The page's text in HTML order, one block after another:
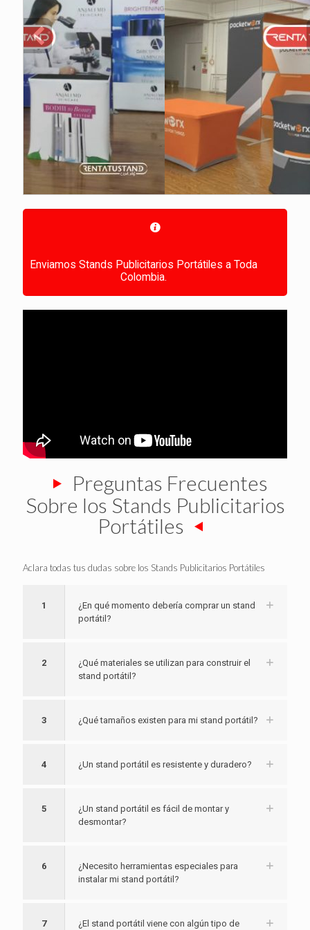
Enviamos Stands Publicitarios Portátiles a Toda
Colombia.
Preguntas Frecuentes
Sobre los Stands Publicitarios
Portátiles
Aclara todas tus dudas sobre los Stands Publicitarios Portátiles
1
¿En qué momento debería comprar un stand
portátil?
2
¿Qué materiales se utilizan para construir el
stand portátil?
3 ¿Qué tamaños existen para mi stand portátil?
4 ¿Un stand portátil es resistente y duradero?
5
¿Un stand portátil es fácil de montar y
desmontar?
6
¿Necesito herramientas especiales para
instalar mi stand portátil?
7
¿El stand portátil viene con algún tipo de